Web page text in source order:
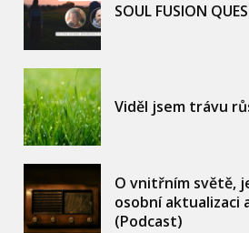
SOUL FUSION
Viděl jsem trávu
O vnitřním světě,
osobní aktualizaci
(Podcast)